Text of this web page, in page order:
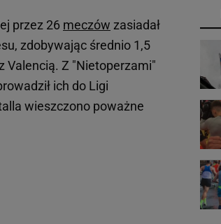
przez 26 meczów zasiadał
zdobywając średnio 1,5
Valencią. Z "Nietoperzami"
ich do Ligi
wieszczono poważne